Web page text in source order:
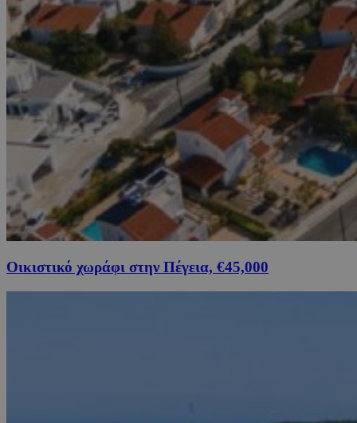
Οικιστικό χωράφι στην Πέγεια, €45,000